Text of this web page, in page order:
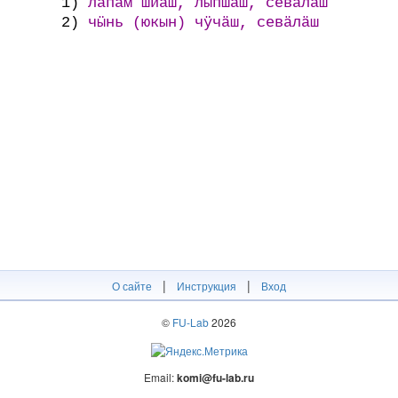
2)
чӹнь (юкын) чӱчӓш, севӓлӓш
О сайте | Инструкция | Вход
© FU-Lab2026
Email:komi@fu-lab.ru